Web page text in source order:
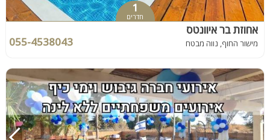
1
חדרים
אחוזת בר איוונטס
מישור החוף, נווה מבטח 055-4538043